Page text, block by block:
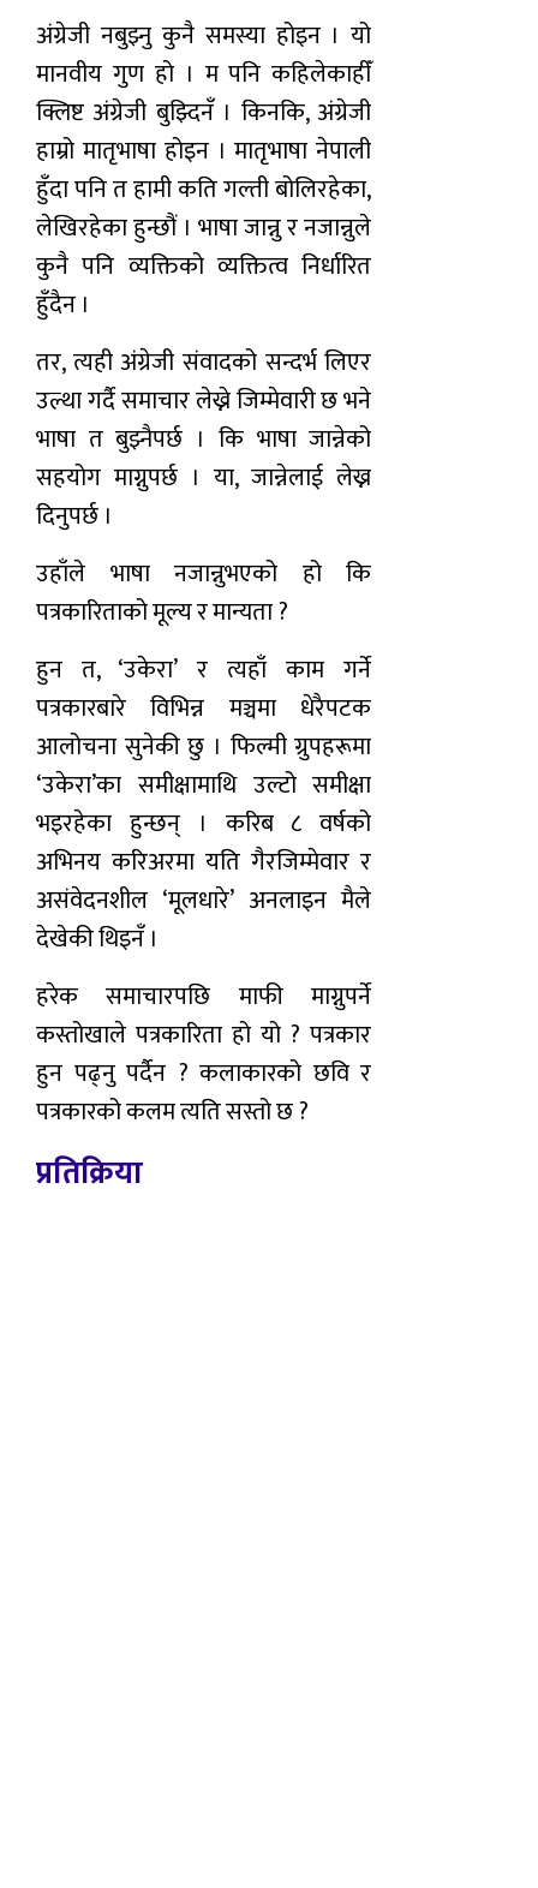
अंग्रेजी नबुझ्नु कुनै समस्या होइन । यो
मानवीय गुण हो । म पनि कहिलेकाहीँ
क्लिष्ट अंग्रेजी बुझ्दिनँ । किनकि, अंग्रेजी
हाम्रो मातृभाषा होइन । मातृभाषा नेपाली
हुँदा पनि त हामी कति गल्ती बोलिरहेका,
लेखिरहेका हुन्छौं । भाषा जान्नु र नजान्नुले
कुनै पनि व्यक्तिको व्यक्तित्व निर्धारित
हुँदैन ।
तर, त्यही अंग्रेजी संवादको सन्दर्भ लिएर
उल्था गर्दै समाचार लेख्ने जिम्मेवारी छ भने
भाषा त बुझ्नैपर्छ । कि भाषा जान्नेको
सहयोग माग्नुपर्छ । या, जान्नेलाई लेख्न
दिनुपर्छ ।
उहाँले भाषा नजान्नुभएको हो कि
पत्रकारिताको मूल्य र मान्यता ?
हुन त, ‘उकेरा’ र त्यहाँ काम गर्ने
पत्रकारबारे विभिन्न मञ्चमा धेरैपटक
आलोचना सुनेकी छु । फिल्मी ग्रुपहरूमा
‘उकेरा’का समीक्षामाथि उल्टो समीक्षा
भइरहेका हुन्छन् । करिब ८ वर्षको
अभिनय करिअरमा यति गैरजिम्मेवार र
असंवेदनशील ‘मूलधारे’ अनलाइन मैले
देखेकी थिइनँ ।
हरेक समाचारपछि माफी माग्नुपर्ने
कस्तोखाले पत्रकारिता हो यो ? पत्रकार
हुन पढ्नु पर्दैन ? कलाकारको छवि र
पत्रकारको कलम त्यति सस्तो छ ?
प्रतिक्रिया